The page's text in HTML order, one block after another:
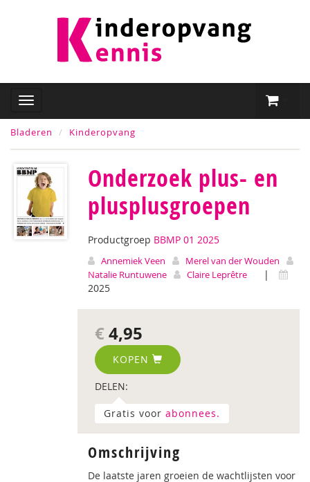
Bladeren Kinderopvang
Onderzoek plus- en
plusplusgroepen
Productgroep BBMP 01 2025
Annemiek Veen
Merel van der Wouden
Natalie Runtuwene
Claire Leprêtre
|
2025
€ 4,95
KOPEN
DELEN:
Gratis voor abonnees.
Omschrijving
De laatste jaren groeien de wachtlijsten voor